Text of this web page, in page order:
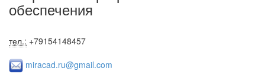
обеспечения
тел.: +79154148457
miracad.ru@gmail.com